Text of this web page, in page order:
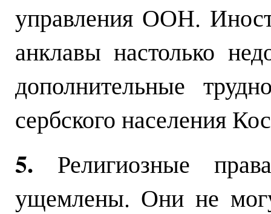
управления ООН.
анклавы настолько
дополнительные
сербского населения
5. Религиозные
ущемлены. Они не